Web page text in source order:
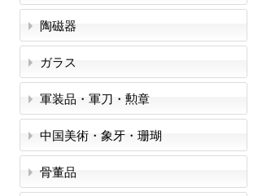
陶磁器
ガラス
軍装品・軍刀・勲章
中国美術・象牙・珊瑚
骨董品